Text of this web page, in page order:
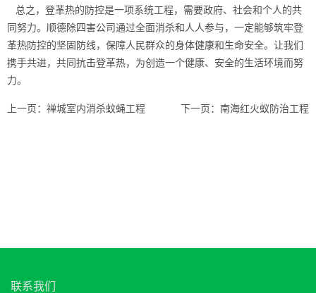
总之，登革热的防控是一项系统工程，需要政府、社会和个人的共
同努力。顺德除四害公司通过全面消杀和人人参与，一定能够筑牢登
革热防控的坚固防线，保障人民群众的身体健康和生命安全。让我们
携手共进，共同抗击登革热，为创造一个健康、安全的生活环境而努
力。
上一页： 禅城室内消杀蚊蝇工程 下一页： 南海红火蚁防治工程
联系我们